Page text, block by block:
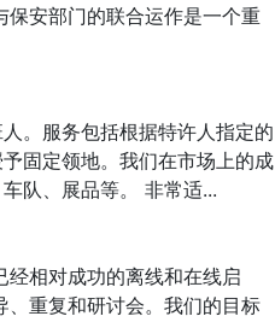
安部门的联合运作是一个重
。服务包括根据特许人指定的
固定领地。我们在市场上的成
队、展品等。 非常适...
相对成功的离线和在线启
重复和研讨会。我们的目标